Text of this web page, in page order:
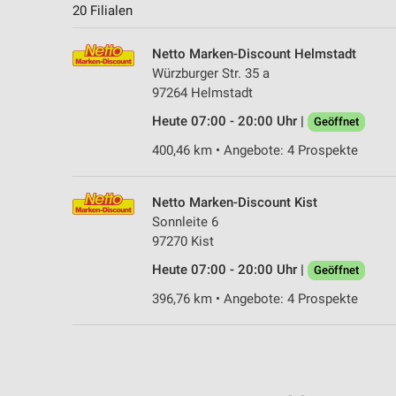
20 Filialen
Netto Marken-Discount Helmstadt
Würzburger Str. 35 a
97264 Helmstadt
Heute 07:00 - 20:00 Uhr |
Geöffnet
400,46 km • Angebote: 4 Prospekte
Netto Marken-Discount Kist
Sonnleite 6
97270 Kist
Heute 07:00 - 20:00 Uhr |
Geöffnet
396,76 km • Angebote: 4 Prospekte